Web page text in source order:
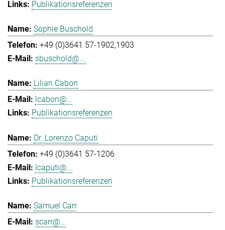
Publikationsreferenzen
Sophie Buschold
+49 (0)3641 57-1902,1903
sbuschold@...
Lilian Cabon
lcabon@...
Publikationsreferenzen
Dr. Lorenzo Caputi
+49 (0)3641 57-1206
lcaputi@...
Publikationsreferenzen
Samuel Carr
scarr@...